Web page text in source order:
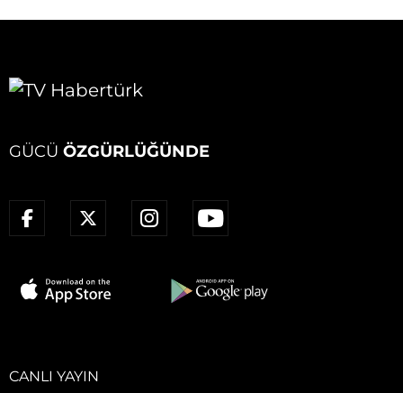
GÜCÜ ÖZGÜRLÜĞÜNDE
CANLI YAYIN